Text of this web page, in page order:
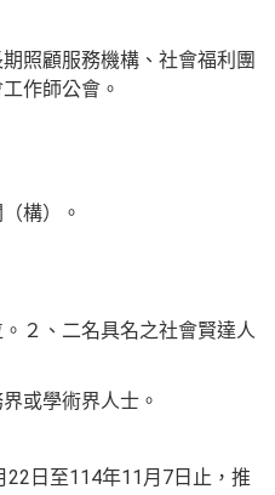
照顧服務機構、社會福利團
作師公會。
構）。
２、二名具名之社會賢達人
或學術界人士。
22 日至114年11 月 7 日止，推